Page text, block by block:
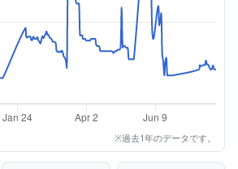
※過去1年のデータです。